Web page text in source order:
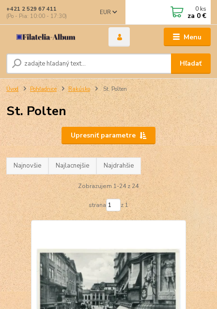
Menu
EUR
Hľadať
+421 2 529 67 411
(Po - Pia: 10:00 - 17:30)
0 ks
za 0 €
Úvod Pohľadnice Rakúsko St. Polten
St. Polten
Upresniť parametre
Najnovšie Najlacnejšie Najdrahšie
Zobrazujem 1-24 z 24
strana z 1